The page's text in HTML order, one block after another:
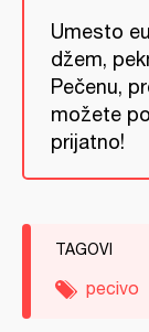
Umesto
džem,
Pečenu,
možete
prijatno!
TAGOVI
pecivo